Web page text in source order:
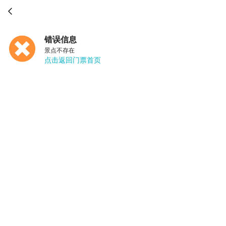

错误信息
景点不存在
点击返回门票首页